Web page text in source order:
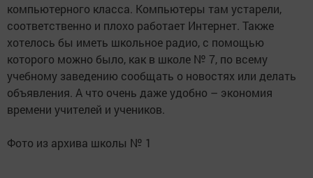
компьютерного класса. Компьютеры там устарели,
соответственно и плохо работает Интернет. Также
хотелось бы иметь школьное радио, с помощью
которого можно было, как в школе № 7, по всему
учебному заведению сообщать о новостях или делать
объявления. А что очень даже удобно – экономия
времени учителей и учеников.
Фото из архива школы № 1